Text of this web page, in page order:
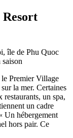
île de Phu Quoc
Premier Village
la mer. Certaines
un spa,
un cadre
Un hébergement
hors pair. Ce